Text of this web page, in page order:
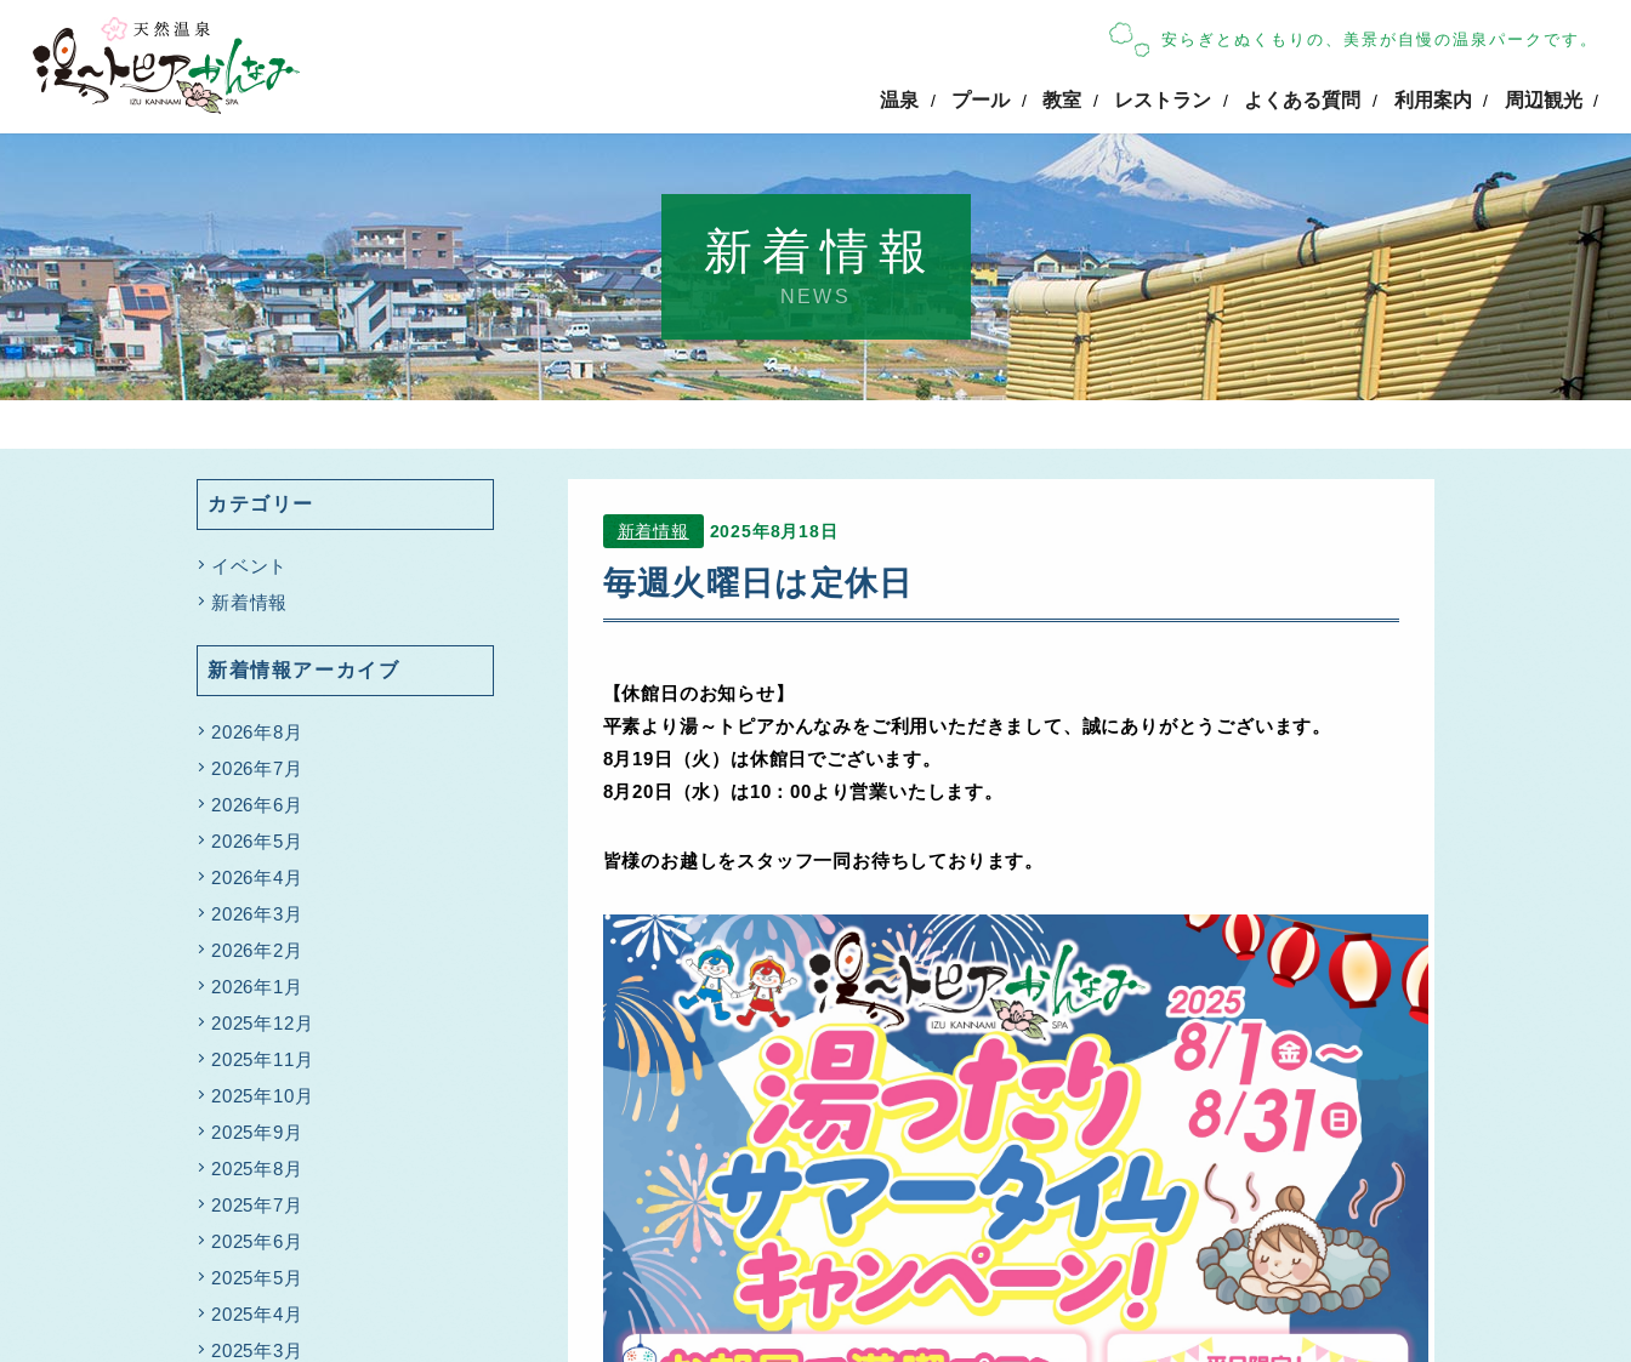
安らぎとぬくもりの、美景が自慢の温泉パークです。
温泉 / プール / 教室 / レストラン / よくある質問 / 利用案内 / 周辺観光 /
新着情報
NEWS
新着情報 2025年8月18日
毎週火曜日は定休日
【休館日のお知らせ】
平素より湯～トピアかんなみをご利用いただきまして、誠にありがとうございます。
8月19日（火）は休館日でございます。
8月20日（水）は10：00より営業いたします。
皆様のお越しをスタッフ一同お待ちしております。
カテゴリー
イベント
新着情報
新着情報アーカイブ
2026年8月
2026年7月
2026年6月
2026年5月
2026年4月
2026年3月
2026年2月
2026年1月
2025年12月
2025年11月
2025年10月
2025年9月
2025年8月
2025年7月
2025年6月
2025年5月
2025年4月
2025年3月